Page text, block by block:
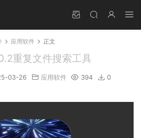
应用软件 正文
重复文件搜索工具
03-26 应用软件 394
0